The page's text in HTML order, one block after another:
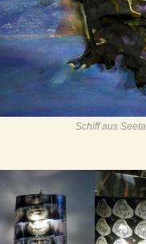
Schiff aus